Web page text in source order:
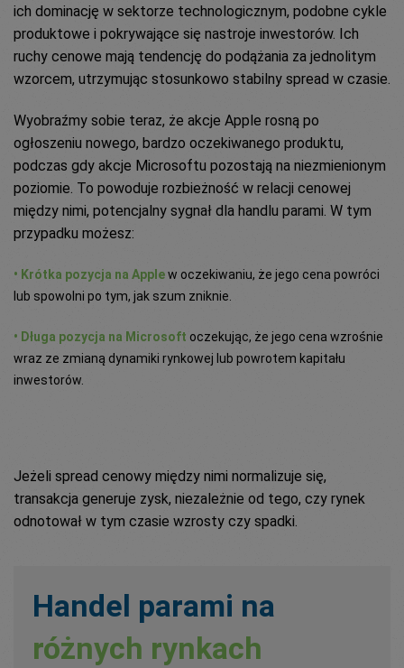
ich dominację w sektorze technologicznym, podobne cykle
produktowe i pokrywające się nastroje inwestorów. Ich
ruchy cenowe mają tendencję do podążania za jednolitym
wzorcem, utrzymując stosunkowo stabilny spread w czasie.
Wyobraźmy sobie teraz, że akcje Apple rosną po
ogłoszeniu nowego, bardzo oczekiwanego produktu,
podczas gdy akcje Microsoftu pozostają na niezmienionym
poziomie. To powoduje rozbieżność w relacji cenowej
między nimi, potencjalny sygnał dla handlu parami. W tym
przypadku możesz:
• Krótka pozycja na Applew oczekiwaniu, że jego cena powróci
lub spowolni po tym, jak szum zniknie.
• Długa pozycja na Microsoft oczekując, że jego cena wzrośnie
wraz ze zmianą dynamiki rynkowej lub powrotem kapitału
inwestorów.
Jeżeli spread cenowy między nimi normalizuje się,
transakcja generuje zysk, niezależnie od tego, czy rynek
odnotował w tym czasie wzrosty czy spadki.
Handel parami na
różnych rynkach